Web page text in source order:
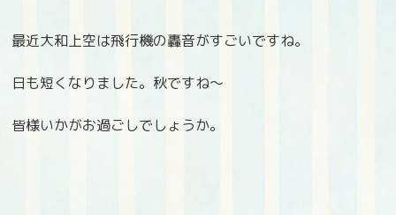
最近大和上空は飛行機の轟音がすごいですね。
日も短くなりました。秋ですね～
皆様いかがお過ごしでしょうか。